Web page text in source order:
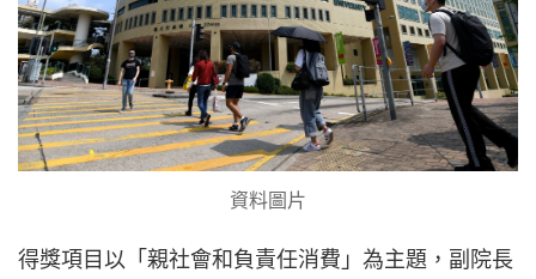
資料圖片
得獎項目以「親社會和負責任消費」為主題，副院長